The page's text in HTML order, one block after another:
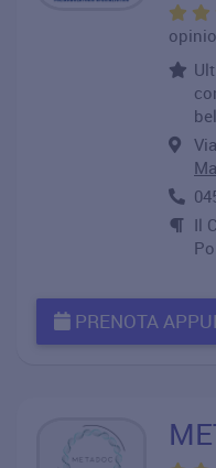
Il
PRENOTA